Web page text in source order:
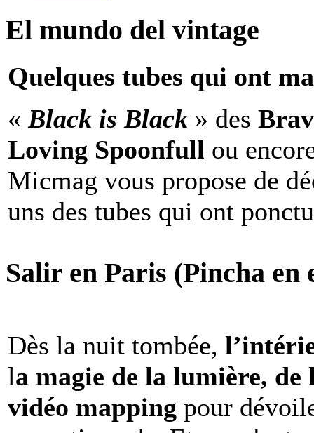
El mundo del vintage
Quelques tubes qui ont
« Black is Black » des
Loving Spoonfull ou
Micmag vous propose de
uns des tubes qui ont
Salir en Paris (Pincha en
Dès la nuit tombée,
la magie de la lumière,
vidéo mapping pour